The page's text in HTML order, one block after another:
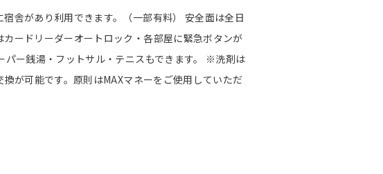
舎があり利用できます。（一部有料） 安全面は全日
ードリーダーオートロック・各部屋に緊急ボタンが
パー銭湯・フットサル・テニスもできます。 ※洗剤は
が可能です。原則はMAXマネーをご使用していただ